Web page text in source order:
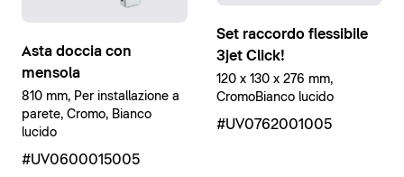
Asta doccia con
mensola
810 mm, Per installazione a
parete, Cromo, Bianco
lucido
#UV0600015005
Set raccordo flessibile
3jet Click!
120 x 130 x 276 mm,
CromoBianco lucido
#UV0762001005